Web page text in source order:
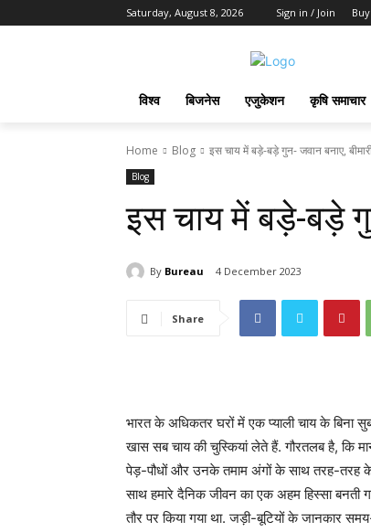
Saturday, August 8, 2026 Sign in / Join
विश्व बिजनेस एजुकेशन कृषि समाचार
Home Blog इस चाय में बड़े-बड़े गुन- जवान बनाए,
Blog
इस चाय में बड़े-बड़े
By Bureau 4 December 2023
Share
भारत के अधिकतर घरों में एक प्याली चाय के बिना
खास सब चाय की चुस्कियां लेते हैं. गौरतलब है,
पेड़-पौधों और उनके तमाम अंगों के साथ तरह-तरह के
साथ हमारे दैनिक जीवन का एक अहम हिस्सा बनती
तौर पर किया गया था. जड़ी-बूटियों के जानकार